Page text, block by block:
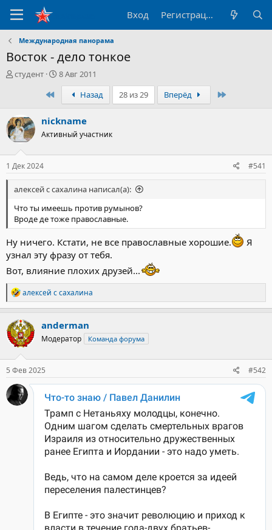
Вход Регистрация
Международная панорама
Восток - дело тонкое
А
р
т
е
м
ы
студент
Д
а
а
н
а
ч
8 Авг 2011
ПервыйНазад 28 из 29 Вперёд
nickname
Активный участник
1 Дек 2024 #541
алексей с сахалина написал(а):
Что ты имеешь против румынов?
Вроде де тоже православные.
Ну ничего. Кстати, не все православные хорошие.
Я
узнал эту фразу от тебя.
Вот, влияние плохих друзей...
Р
е
а
к
ц
и
и
:
алексей с сахалина
anderman
Модератор Команда форума
5 Фев 2025 #542